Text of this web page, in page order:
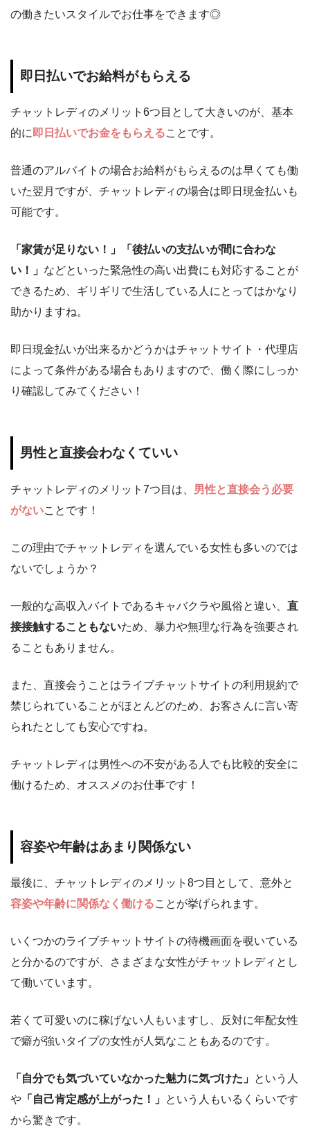
の働きたいスタイルでお仕事をできます◎
即日払いでお給料がもらえる
チャットレディのメリット6つ目として大きいのが、基本
的に 即日払いでお金をもらえることです。
普通のアルバイトの場合お給料がもらえるのは早くても働
いた翌月ですが、チャットレディの場合は即日現金払いも
可能です。
「家賃が足りない！」「後払いの支払いが間に合わな
い！」 などといった緊急性の高い出費にも対応することが
できるため、ギリギリで生活している人にとってはかなり
助かりますね。
即日現金払いが出来るかどうかはチャットサイト・代理店
によって条件がある場合もありますので、働く際にしっか
り確認してみてください！
男性と直接会わなくていい
チャットレディのメリット7つ目は、 男性と直接会う必要
がないことです！
この理由でチャットレディを選んでいる女性も多いのでは
ないでしょうか？
一般的な高収入バイトであるキャバクラや風俗と違い、 直
接接触することもないため、暴力や無理な行為を強要され
ることもありません。
また、直接会うことはライブチャットサイトの利用規約で
禁じられていることがほとんどのため、お客さんに言い寄
られたとしても安心ですね。
チャットレディは男性への不安がある人でも比較的安全に
働けるため、オススメのお仕事です！
容姿や年齢はあまり関係ない
最後に、チャットレディのメリット8つ目として、意外と
容姿や年齢に関係なく 働けることが挙げられます。
いくつかのライブチャットサイトの待機画面を覗いている
と分かるのですが、さまざまな女性がチャットレディとし
て働いています。
若くて可愛いのに稼げない人もいますし、反対に年配女性
で癖が強いタイプの女性が人気なこともあるのです。
「自分でも気づいていなかった魅力に気づけた」 という人
や 「自己肯定感が上がった！」 という人もいるくらいです
から驚きです。